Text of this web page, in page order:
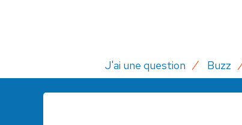
J'ai une question Buzz